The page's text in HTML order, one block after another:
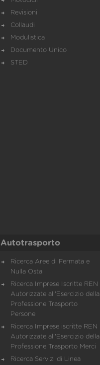
Revisioni
Collaudi
Modulistica
Documento Unico
STED
Autotrasporto
Ricerca Aree di Fermata e
Nulla Osta
Ricerca Imprese Iscritte REN
Autorizzate all'Esercizio della
Professione Trasporto
Persone
Ricerca Imprese iscritte REN
Autorizzate all'Esercizio della
Professione Trasporto Merci
Ricerca Servizi di Linea